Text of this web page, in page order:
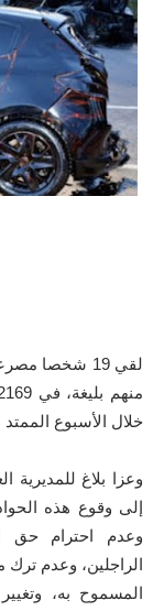
خلال الأسبوع الممتد من 24 إلى 30 مارس
وعزا بلاغ للمديرية
إلى وقوع ‏هذه
وعدم احترام حق
الراجلين، وعدم ترك
المسموح به،